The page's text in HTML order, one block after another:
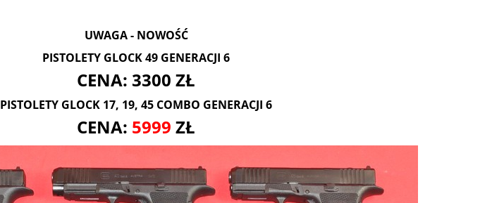
UWAGA - NOWOŚĆ
PISTOLETY GLOCK 49 GENERACJI 6
CENA: 3300 ZŁ
PISTOLETY GLOCK 17, 19, 45 COMBO GENERACJI 6
CENA: 5999 ZŁ